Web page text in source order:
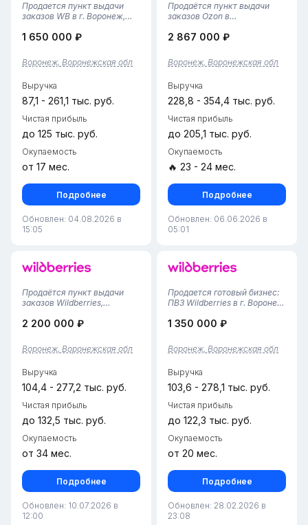
Продается пункт выдачи
заказов WB в г. Воронеж,
Площадь помещения — 50
зоной выдачи, складом и
отдельной зоной для
с 2025 год...
1 650 000 ₽
Воронеж, Воронежская обл
Выручка
87,1 - 261,1 тыс. руб.
Чистая прибыль
до 125 тыс. руб.
Окупаемость
от 17 мес.
Подробнее
Обновлен: 04.08.2026 в
15:05
Продаётся пункт выдачи
заказов Ozon в
готовый бизнес —
Воронеже с многолетней
историей работы. Пункт
2020 года: процессы
отлажены, пер...
2 867 000 ₽
Воронеж, Воронежская обл
Выручка
228,8 - 354,4 тыс. руб.
Чистая прибыль
до 205,1 тыс. руб.
Окупаемость
🔥 23 - 24 мес.
Подробнее
Обновлен: 06.06.2026 в
05:01
Продаётся пункт выдачи
заказов Wildberries,
Воронеж, Левобережном
помещения — 78 м², пункт
расположен на первом
для приёма и выдачи
заказов...
2 200 000 ₽
Воронеж, Воронежская обл
Выручка
104,4 - 277,2 тыс. руб.
Чистая прибыль
до 132,5 тыс. руб.
Окупаемость
от 34 мес.
Подробнее
Обновлен: 10.07.2026 в
12:00
Продается готовый бизнес:
ПВЗ Wildberries в г. Воронеж!
готовый, успешно
объект — пункт выдачи
заказов Wildberries.Площадь
клиентская...
1 350 000 ₽
Воронеж, Воронежская обл
Выручка
103,6 - 278,1 тыс. руб.
Чистая прибыль
до 122,3 тыс. руб.
Окупаемость
от 20 мес.
Подробнее
Обновлен: 28.02.2026 в
23:08